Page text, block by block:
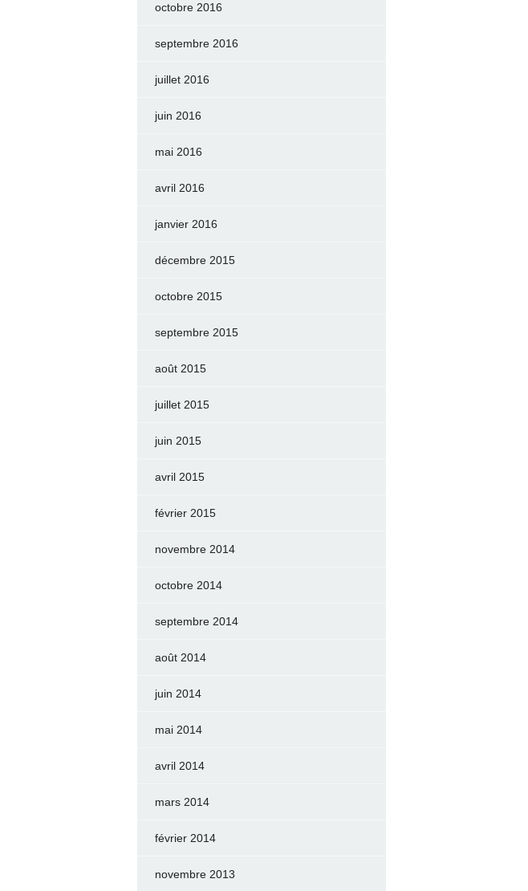
octobre 2016
septembre 2016
juillet 2016
juin 2016
mai 2016
avril 2016
janvier 2016
décembre 2015
octobre 2015
septembre 2015
août 2015
juillet 2015
juin 2015
avril 2015
février 2015
novembre 2014
octobre 2014
septembre 2014
août 2014
juin 2014
mai 2014
avril 2014
mars 2014
février 2014
novembre 2013